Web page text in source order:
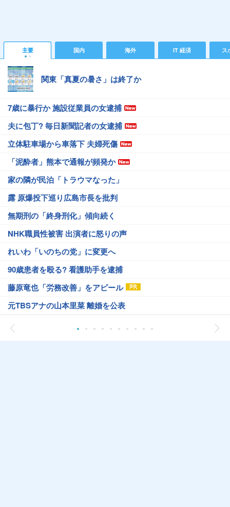
主要 国内 海外 IT 経済 ス
関東「真夏の暑さ」は終了か
7歳に暴行か 施設従業員の女逮捕
夫に包丁? 毎日新聞記者の女逮捕
立体駐車場から車落下 夫婦死傷
「泥酔者」熊本で通報が頻発か
家の隣が民泊「トラウマなった」
露 原爆投下巡り広島市長を批判
無期刑の「終身刑化」傾向続く
NHK職員性被害 出演者に怒りの声
れいわ「いのちの党」に変更へ
90歳患者を殴る? 看護助手を逮捕
藤原竜也「労務改善」をアピール
元TBSアナの山本里菜 離婚を公表